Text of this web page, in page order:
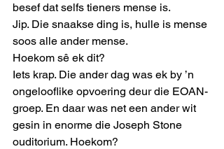
besef dat selfs tieners mense is.
Jip. Die snaakse ding is, hulle is mense
soos alle ander mense.
Hoekom sê ek dit?
Iets krap. Die ander dag was ek by ’n
ongelooflike opvoering deur die EOAN-
groep. En daar was net een ander wit
gesin in enorme die Joseph Stone
ouditorium. Hoekom?